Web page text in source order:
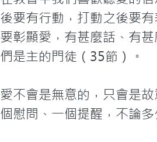
後要有行動，打動之後要
要彰顯愛，有甚麼話、有
們是主的門徒（35節）。
愛不會是無意的，只會是
個慰問、一個提醒，不論